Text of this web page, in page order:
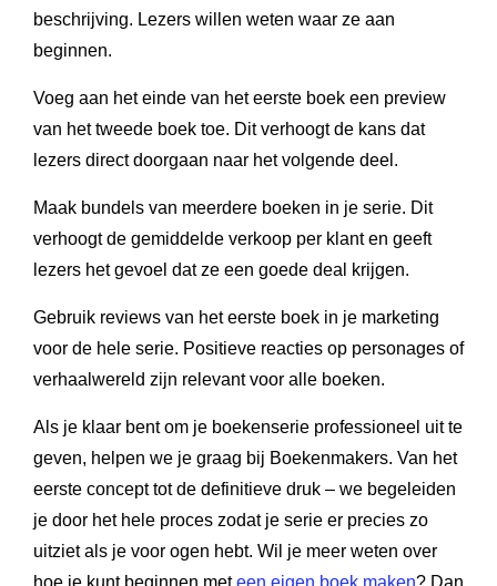
beschrijving. Lezers willen weten waar ze aan
beginnen.
Voeg aan het einde van het eerste boek een preview
van het tweede boek toe. Dit verhoogt de kans dat
lezers direct doorgaan naar het volgende deel.
Maak bundels van meerdere boeken in je serie. Dit
verhoogt de gemiddelde verkoop per klant en geeft
lezers het gevoel dat ze een goede deal krijgen.
Gebruik reviews van het eerste boek in je marketing
voor de hele serie. Positieve reacties op personages of
verhaalwereld zijn relevant voor alle boeken.
Als je klaar bent om je boekenserie professioneel uit te
geven, helpen we je graag bij Boekenmakers. Van het
eerste concept tot de definitieve druk – we begeleiden
je door het hele proces zodat je serie er precies zo
uitziet als je voor ogen hebt. Wil je meer weten over
hoe je kunt beginnen meteen eigen boek maken? Dan